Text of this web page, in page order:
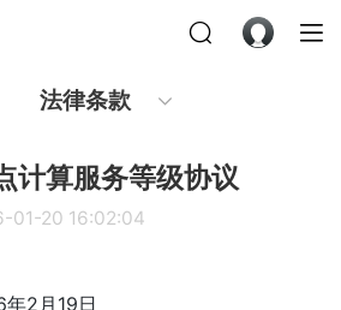
法律条款
计算服务等级协议
01-20 16:02:04
2月19日